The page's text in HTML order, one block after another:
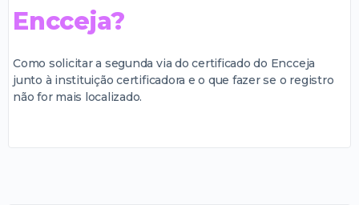
Encceja?
Como solicitar a segunda via do certificado do Encceja
junto à instituição certificadora e o que fazer se o registro
não for mais localizado.